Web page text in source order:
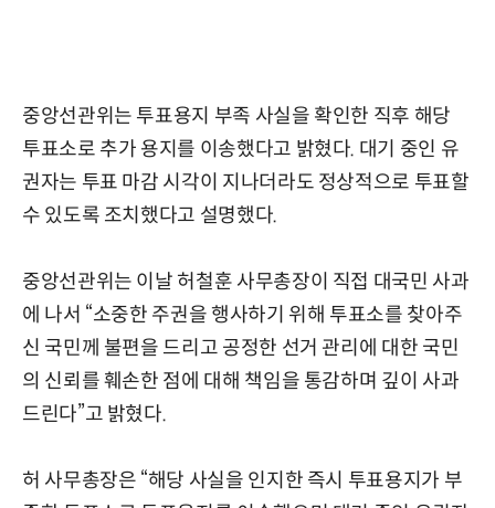
중앙선관위는 투표용지 부족 사실을 확인한 직후 해당
투표소로 추가 용지를 이송했다고 밝혔다. 대기 중인 유
권자는 투표 마감 시각이 지나더라도 정상적으로 투표할
수 있도록 조치했다고 설명했다.
중앙선관위는 이날 허철훈 사무총장이 직접 대국민 사과
에 나서 “소중한 주권을 행사하기 위해 투표소를 찾아주
신 국민께 불편을 드리고 공정한 선거 관리에 대한 국민
의 신뢰를 훼손한 점에 대해 책임을 통감하며 깊이 사과
드린다”고 밝혔다.
허 사무총장은 “해당 사실을 인지한 즉시 투표용지가 부